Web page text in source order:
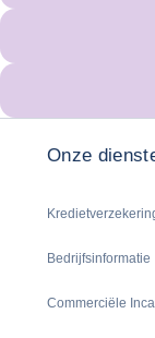
Onze
Bedrijfsinformatie
Commerciële